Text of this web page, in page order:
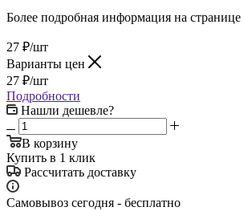
Более подробная информация на странице
27 ₽/шт
Варианты цен
27 ₽/шт
Подробности
Нашли дешевле?
В корзину
Купить в 1 клик
Рассчитать доставку
Самовывоз сегодня - бесплатно